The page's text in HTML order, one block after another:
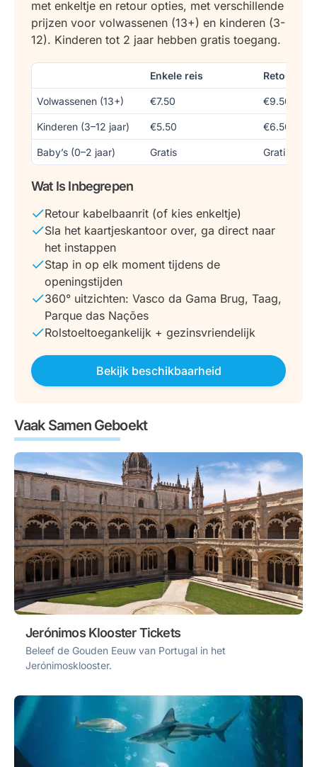
met enkeltje en retour opties, met verschillende
prijzen voor volwassenen (13+) en kinderen (3-
12). Kinderen tot 2 jaar hebben gratis toegang.
Enkele reis Retour
Volwassenen (13+) €7.50 €9.50
Kinderen (3–12 jaar) €5.50 €6.50
Baby’s (0–2 jaar) Gratis Gratis
Wat Is Inbegrepen
Retour kabelbaanrit (of kies enkeltje)
Sla het kaartjeskantoor over, ga direct naar
het instappen
Stap in op elk moment tijdens de
openingstijden
360° uitzichten: Vasco da Gama Brug, Taag,
Parque das Nações
Rolstoeltoegankelijk + gezinsvriendelijk
Bekijk beschikbaarheid
Vaak Samen Geboekt
Jerónimos Klooster Tickets
Beleef de Gouden Eeuw van Portugal in het
Jerónimosklooster.